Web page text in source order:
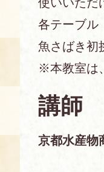
ア
募
キ
食
展
お
各テーブル
魚さばき初
※本教室は
講師
京都水産物